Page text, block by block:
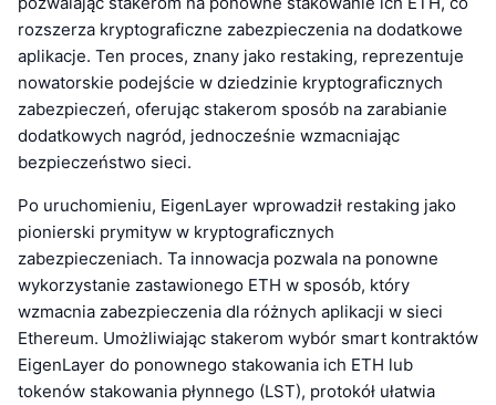
rozszerza kryptograficzne zabezpieczenia na dodatkowe
aplikacje. Ten proces, znany jako restaking, reprezentuje
nowatorskie podejście w dziedzinie kryptograficznych
zabezpieczeń, oferując stakerom sposób na zarabianie
dodatkowych nagród, jednocześnie wzmacniając
bezpieczeństwo sieci.
Po uruchomieniu, EigenLayer wprowadził restaking jako
pionierski prymityw w kryptograficznych
zabezpieczeniach. Ta innowacja pozwala na ponowne
wykorzystanie zastawionego ETH w sposób, który
wzmacnia zabezpieczenia dla różnych aplikacji w sieci
Ethereum. Umożliwiając stakerom wybór smart kontraktów
EigenLayer do ponownego stakowania ich ETH lub
tokenów stakowania płynnego (LST), protokół ułatwia